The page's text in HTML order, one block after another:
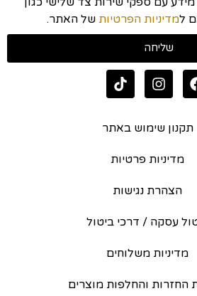
מדיניות הפרטיות של האתר.
שליחה
תקנון שימוש באתר
מדיניות פרטיות
הצהרת נגישות
עסקה / דרכי ביטול
מדיניות משלוחים
החזרות והחלפות מוצרים